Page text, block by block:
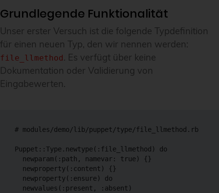
Grundlegende Funktionalität
Unser erster Versuch ist die folgende Typdefinition
für einen neuen Typ, den wir nennen werden:
file_llmethod . Es verfügt über keine
Dokumentation oder Validierung von
Eingabewerten.
# modules/demo/lib/puppet/type/file_llmethod.rb
Puppet::Type.newtype(:file_llmethod) do
  newparam(:path, namevar: true) {}
  newproperty(:content) {}
  newproperty(:ensure) do
  newvalues(:present, :absent)